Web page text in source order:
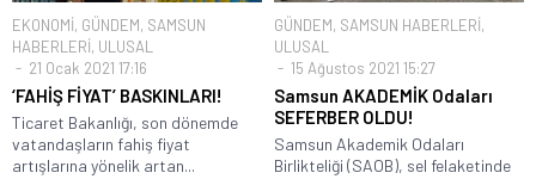
EKONOMİ, GÜNDEM, SAMSUN
HABERLERİ, ULUSAL
21 Ocak 2021 17:16
‘FAHİŞ FİYAT’ BASKINLARI!
Ticaret Bakanlığı, son dönemde
vatandaşların fahiş fiyat
artışlarına yönelik artan...
GÜNDEM, SAMSUN HABERLERİ,
ULUSAL
15 Ağustos 2021 15:27
Samsun AKADEMİK Odaları
SEFERBER OLDU!
Samsun Akademik Odaları
Birlikteliği (SAOB), sel felaketinde